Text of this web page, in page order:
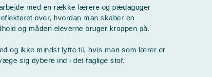
med en række lærere og pædagoger
over, hvordan man skaber en
og måden eleverne bruger kroppen på.
og ikke mindst lytte til, hvis man som lærer er
sig dybere ind i det faglige stof.